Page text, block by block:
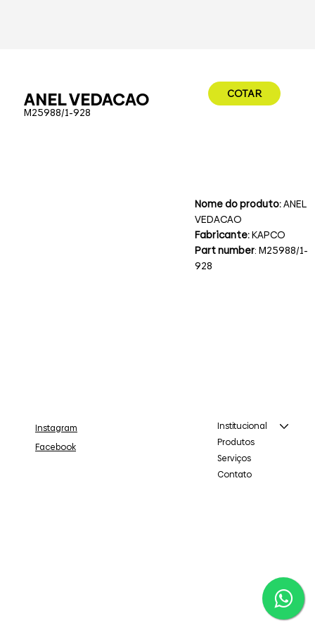
ANEL VEDACAO
M25988/1-928
COTAR
Nome do produto:ANEL
VEDACAO
Fabricante:KAPCO
Part number: M25988/1-
928
Institucional
Produtos
Serviços
Contato
Instagram
Facebook